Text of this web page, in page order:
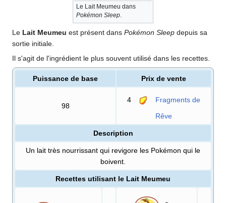
Le Lait Meumeu dans
Pokémon Sleep.
Le Lait Meumeu est présent dans Pokémon Sleep depuis sa
sortie initiale.
Il s'agit de l'ingrédient le plus souvent utilisé dans les recettes.
Puissance de base Prix de vente
98
4 Fragments de
Rêve
Description
Un lait très nourrissant qui revigore les Pokémon qui le
boivent.
Recettes utilisant le Lait Meumeu